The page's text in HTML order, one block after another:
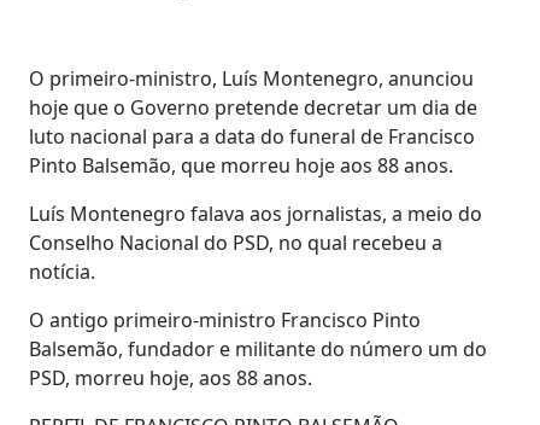
O primeiro-ministro, Luís Montenegro, anunciou
hoje que o Governo pretende decretar um dia de
luto nacional para a data do funeral de Francisco
Pinto Balsemão, que morreu hoje aos 88 anos.
Luís Montenegro falava aos jornalistas, a meio do
Conselho Nacional do PSD, no qual recebeu a
notícia.
O antigo primeiro-ministro Francisco Pinto
Balsemão, fundador e militante do número um do
PSD, morreu hoje, aos 88 anos.